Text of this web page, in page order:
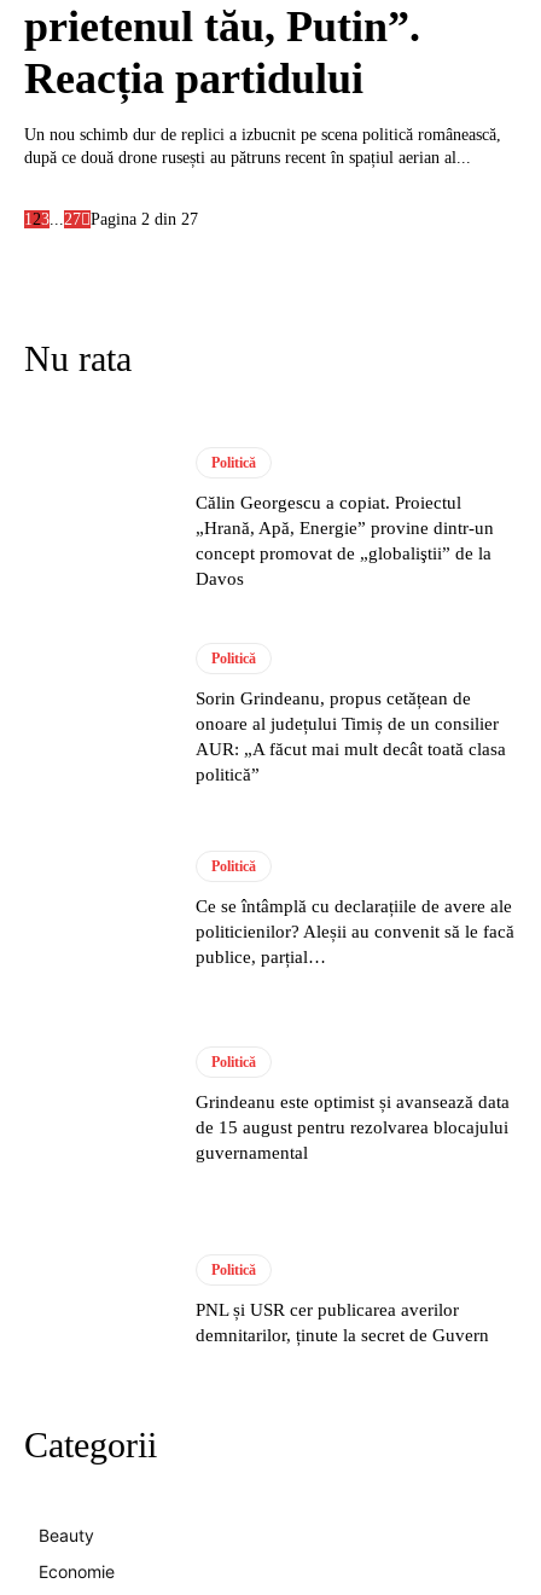
prietenul tău, Putin”.
Reacția partidului
Un nou schimb dur de replici a izbucnit pe scena politică românească,
după ce două drone rusești au pătruns recent în spațiul aerian al...
1 23 27 Pagina 2 din 27
Nu rata
Politică
Călin Georgescu a copiat. Proiectul
„Hrană, Apă, Energie” provine dintr-un
concept promovat de „globaliştii” de la
Davos
Politică
Sorin Grindeanu, propus cetățean de
onoare al județului Timiș de un consilier
AUR: „A făcut mai mult decât toată clasa
politică”
Politică
Ce se întâmplă cu declarațiile de avere ale
politicienilor? Aleșii au convenit să le facă
publice, parțial…
Politică
Grindeanu este optimist și avansează data
de 15 august pentru rezolvarea blocajului
guvernamental
Politică
PNL și USR cer publicarea averilor
demnitarilor, ținute la secret de Guvern
Categorii
Beauty
Economie